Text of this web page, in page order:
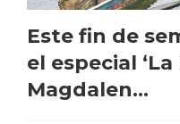
Este fin de
el especial
Magdalen...